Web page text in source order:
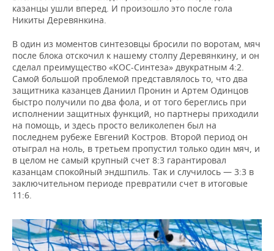
казанцы ушли вперед. И произошло это после гола
Никиты Деревянкина.
В один из моментов синтезовцы бросили по воротам, мяч
после блока отскочил к нашему столпу Деревянкину, и он
сделал преимущество «КОС-Синтеза» двукратным 4:2.
Самой большой проблемой представлялось то, что два
защитника казанцев Даниил Пронин и Артем Одинцов
быстро получили по два фола, и от того береглись при
исполнении защитных функций, но партнеры приходили
на помощь, и здесь просто великолепен был на
последнем рубеже Евгений Костров. Второй период он
отыграл на ноль, в третьем пропустил только один мяч, и
в целом не самый крупный счет 8:3 гарантировал
казанцам спокойный эндшпиль. Так и случилось — 3:3 в
заключительном периоде превратили счет в итоговые
11:6.